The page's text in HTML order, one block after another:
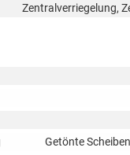
Zentralverriegelung,
Getönte